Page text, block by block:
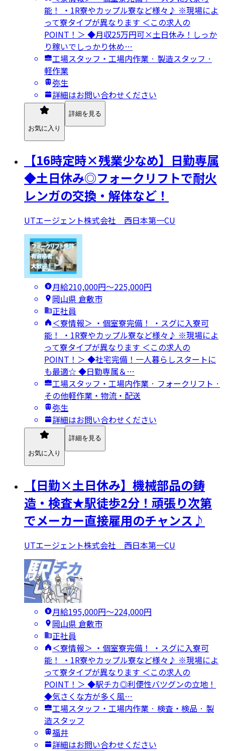
能！ ・1R寮やカップル寮など様々♪ ※現場によ
って寮タイプが異なります ＜この求人の
POINT！＞ ◆月収25万円可×土日休み！しっか
り稼いでしっかり休め…
工場スタッフ・工場内作業 · 製造スタッフ ·
軽作業
弥生
詳細はお問い合わせください
お気に入り
詳細を見る
【16時定時×残業少なめ】日勤専属
◆土日休み◎フォークリフトで耐火
レンガの交換・解体など！
UTエージェント株式会社 西日本第一CU
月給210,000円〜225,000円
岡山県 倉敷市
正社員
＜寮情報＞ ・個室寮完備！ ・スグに入寮可
能！ ・1R寮やカップル寮など様々♪ ※現場によ
って寮タイプが異なります ＜この求人の
POINT！＞ ◆社宅完備！一人暮らしスタートに
も最適☆ ◆日勤専属＆…
工場スタッフ・工場内作業 · フォークリフト ·
その他軽作業・物流・配送
弥生
詳細はお問い合わせください
お気に入り
詳細を見る
【日勤×土日休み】機械部品の鋳
造・検査★駅徒歩2分！頑張り次第
でメーカー直接雇用のチャンス♪
UTエージェント株式会社 西日本第一CU
月給195,000円〜224,000円
岡山県 倉敷市
正社員
＜寮情報＞ ・個室寮完備！ ・スグに入寮可
能！ ・1R寮やカップル寮など様々♪ ※現場によ
って寮タイプが異なります ＜この求人の
POINT！＞ ◆駅チカ◎利便性バツグンの立地！
◆気さくな方が多く風…
工場スタッフ・工場内作業 · 検査・検品 · 製
造スタッフ
福井
詳細はお問い合わせください